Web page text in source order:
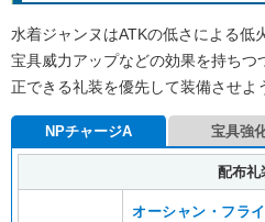
水着ジャンヌはATKの低さによる低
宝具威力アップなどの効果を持ちつ
正できる礼装を優先して装備させよ
NPチャージA 宝具強
配布礼
オーシャン・フラ